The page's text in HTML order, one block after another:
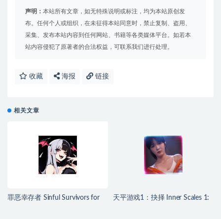
声明： 本站所有文章，如无特殊说明或标注，均为本站原创发
布。任何个人或组织，在未征得本站同意时，禁止复制、盗用、
采集、发布本站内容到任何网站、书籍等各类媒体平台。如若本
站内容侵犯了原著者的合法权益，可联系我们进行处理。
收藏 海报 链接
相关文章
罪恶幸存者 Sinful Survivors for
天平游戏1：抉择 Inner Scales 1: